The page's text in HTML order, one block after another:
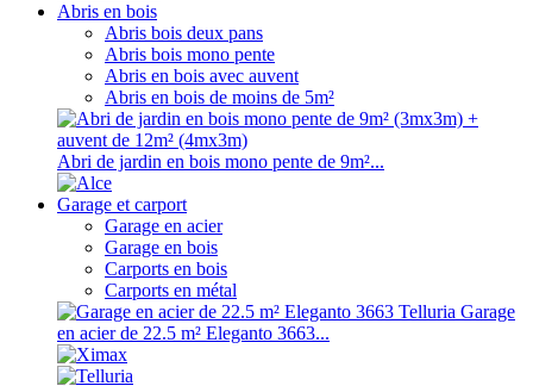
Abris en bois
Abris bois deux pans
Abris bois mono pente
Abris en bois avec auvent
Abris en bois de moins de 5m²
Abri de jardin en bois mono pente de 9m²...
Garage et carport
Garage en acier
Garage en bois
Carports en bois
Carports en métal
Garage
en acier de 22.5 m² Eleganto 3663...